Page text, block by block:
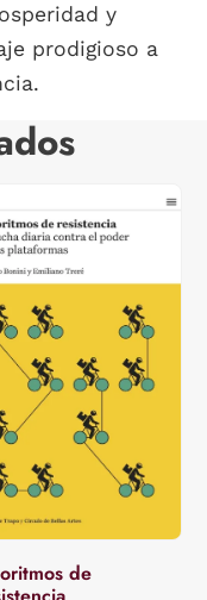
y
prodigioso a
de